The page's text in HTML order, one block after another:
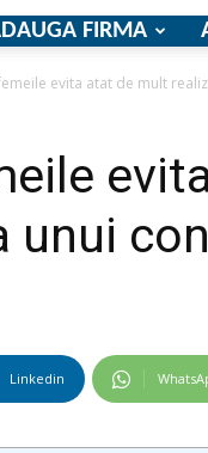
FIRMA
evita atat de mult
unui
Linkedin